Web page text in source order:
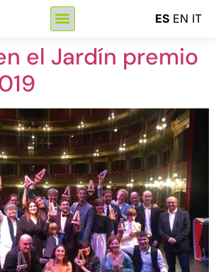
ES EN IT
el Jardín premio